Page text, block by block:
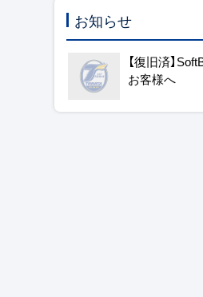
お知らせ
【復旧済】
お客様へ